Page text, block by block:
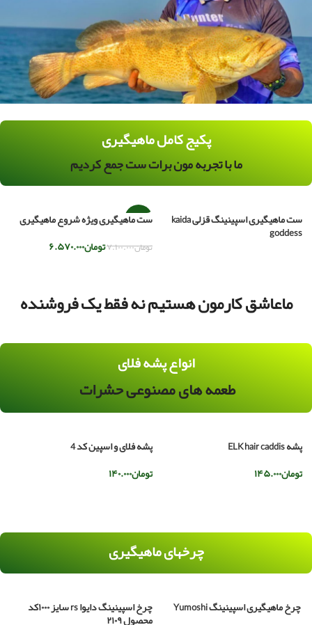
پکیج کامل ماهیگیری
ما با تجربه مون برات ست جمع کردیم
ست ماهیگیری اسپینینگ قزلی kaida
goddess
-7%
ست ماهیگیری ویژه شروع ماهیگیری
تومان۷.۱۰۰.۰۰۰تومان۶.۵۷۰.۰۰۰
ماعاشق کارمون هستیم نه فقط یک فروشنده
انواع پشه فلای
طعمه های مصنوعی حشرات
پشه ELK hair caddis
تومان۱۴۵.۰۰۰
پشه فلای و اسپین کد 4
تومان۱۴۰.۰۰۰
چرخهای ماهیگیری
چرخ ماهیگیری اسپینینگ Yumoshi
چرخ اسپینینگ دایوا rs سایز ۱۰۰۰کد
محصول ۲۱۰۹